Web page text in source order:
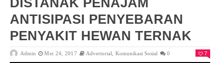
DISTANAK PENAJAM
ANTISIPASI PENYEBARAN
PENYAKIT HEWAN TERNAK
Admin Mei 24, 2017 Advertorial, Komunikasi Sosial 0 7